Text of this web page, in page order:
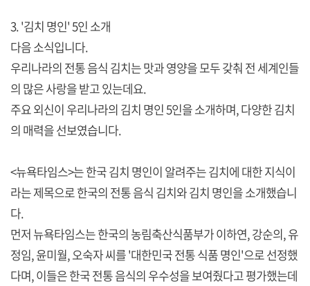
3. '김치 명인' 5인 소개
다음 소식입니다.
우리나라의 전통 음식 김치는 맛과 영양을 모두 갖춰 전 세계인들
의 많은 사랑을 받고 있는데요.
주요 외신이 우리나라의 김치 명인 5인을 소개하며, 다양한 김치
의 매력을 선보였습니다.
<뉴욕타임스>는 한국 김치 명인이 알려주는 김치에 대한 지식이
라는 제목으로 한국의 전통 음식 김치와 김치 명인을 소개했습니
다.
먼저 뉴욕타임스는 한국의 농림축산식품부가 이하연, 강순의, 유
정임, 윤미월, 오숙자 씨를 '대한민국 전통 식품 명인'으로 선정했
다며, 이들은 한국 전통 음식의 우수성을 보여줬다고 평가했는데